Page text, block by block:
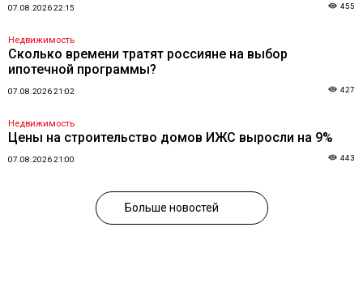
07.08.2026 22:15 455
Недвижимость
Сколько времени тратят россияне на выбор
ипотечной программы?
07.08.2026 21:02 427
Недвижимость
Цены на строительство домов ИЖС выросли на 9%
07.08.2026 21:00 443
Больше новостей